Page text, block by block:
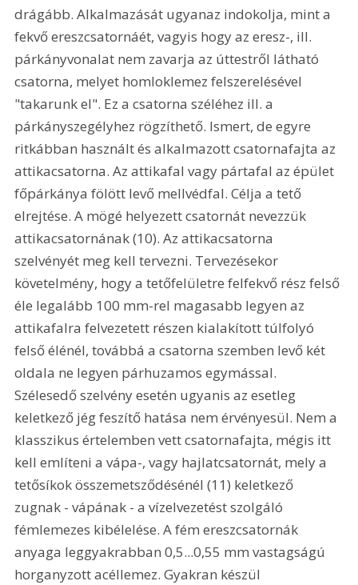
drágább. Alkalmazását ugyanaz indokolja, mint a
fekvő ereszcsatornáét, vagyis hogy az eresz-, ill.
párkányvonalat nem zavarja az úttestről látható
csatorna, melyet homloklemez felszerelésével
"takarunk el". Ez a csatorna széléhez ill. a
párkányszegélyhez rögzíthető. Ismert, de egyre
ritkábban használt és alkalmazott csatornafajta az
attikacsatorna. Az attikafal vagy pártafal az épület
főpárkánya fölött levő mellvédfal. Célja a tető
elrejtése. A mögé helyezett csatornát nevezzük
attikacsatornának (10). Az attikacsatorna
szelvényét meg kell tervezni. Tervezésekor
követelmény, hogy a tetőfelületre felfekvő rész felső
éle legalább 100 mm-rel magasabb legyen az
attikafalra felvezetett részen kialakított túlfolyó
felső élénél, továbbá a csatorna szemben levő két
oldala ne legyen párhuzamos egymással.
Szélesedő szelvény esetén ugyanis az esetleg
keletkező jég feszítő hatása nem érvényesül. Nem a
klasszikus értelemben vett csatornafajta, mégis itt
kell említeni a vápa-, vagy hajlatcsatornát, mely a
tetősíkok összemetsződésénél (11) keletkező
zugnak - vápának - a vízelvezetést szolgáló
fémlemezes kibélelése. A fém ereszcsatornák
anyaga leggyakrabban 0,5...0,55 mm vastagságú
horganyzott acéllemez. Gyakran készül